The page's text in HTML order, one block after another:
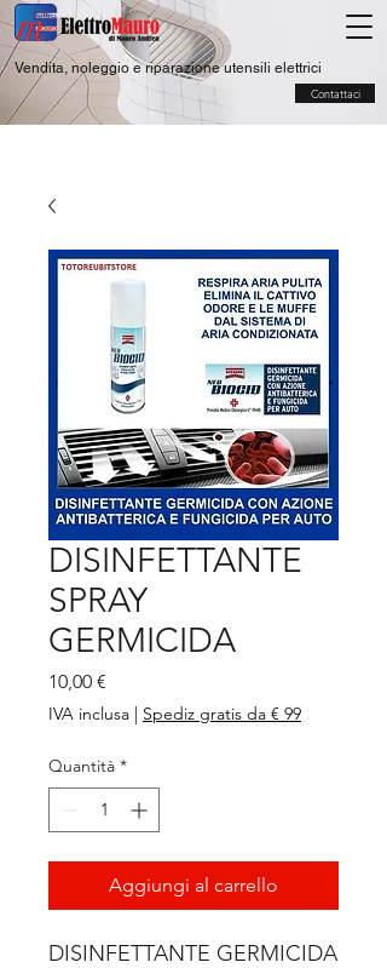
Vendita, noleggio e riparazione utensili elettrici
Contattaci
DISINFETTANTE
SPRAY
GERMICIDA
10,00 €
IVA inclusa | Spediz gratis da € 99
Quantità *
Aggiungi al carrello
DISINFETTANTE GERMICIDA